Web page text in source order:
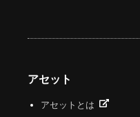
アセット
アセットとは